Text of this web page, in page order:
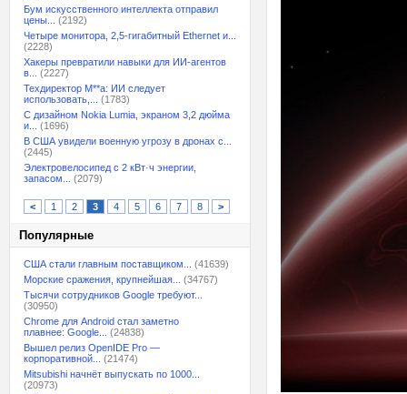
Бум искусственного интеллекта отправил
цены...
(2192)
Четыре монитора, 2,5-гигабитный Ethernet и...
(2228)
Хакеры превратили навыки для ИИ-агентов
в...
(2227)
Техдиректор M**a: ИИ следует
использовать,...
(1783)
С дизайном Nokia Lumia, экраном 3,2 дюйма
и...
(1696)
В США увидели военную угрозу в дронах с...
(2445)
Электровелосипед с 2 кВт·ч энергии,
запасом...
(2079)
< 1 2 3 4 5 6 7 8 >
Популярные
США стали главным поставщиком...
(41639)
Морские сражения, крупнейшая...
(34767)
Тысячи сотрудников Google требуют...
(30950)
Chrome для Android стал заметно
плавнее: Google...
(24838)
Вышел релиз OpenIDE Pro —
корпоративной...
(21474)
Mitsubishi начнёт выпускать по 1000...
(20973)